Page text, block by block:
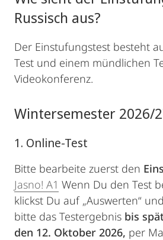
Russisch aus?
Der Einstufungstest besteht
Test und einem mündlichen
Videokonferenz.
Wintersemester 2026/
1. Online-Test
Bitte bearbeite zuerst den
Jasno! A1 Wenn Du den Test
klickst Du auf „Auswerten“
bitte das Testergebnis bis
den 12. Oktober 2026, per